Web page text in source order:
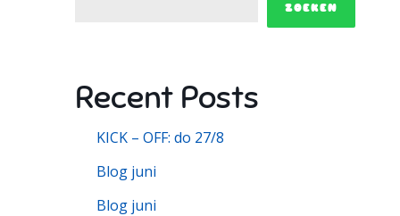
ZOEKEN
Recent Posts
KICK – OFF: do 27/8
Blog juni
Blog juni